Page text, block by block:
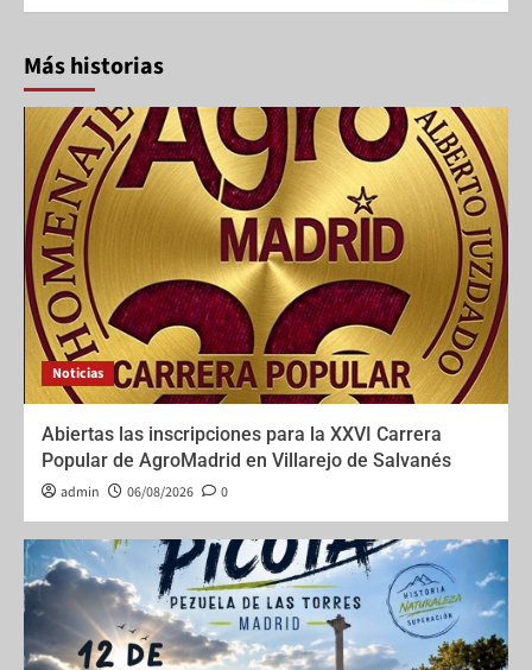
Más historias
Noticias
Abiertas las inscripciones para la XXVI Carrera
Popular de AgroMadrid en Villarejo de Salvanés
admin 06/08/2026 0